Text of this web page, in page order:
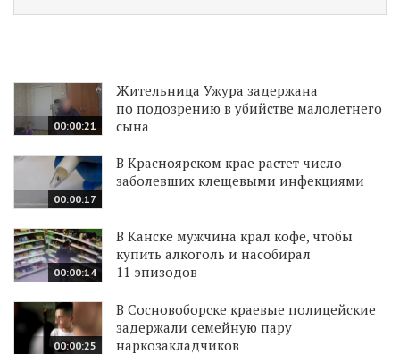
00:00:21
Жительница Ужура задержана
по подозрению в убийстве малолетнего
сына
00:00:17
В Красноярском крае растет число
заболевших клещевыми инфекциями
00:00:14
В Канске мужчина крал кофе, чтобы
купить алкоголь и насобирал
11 эпизодов
00:00:25
В Сосновоборске краевые полицейские
задержали семейную пару
наркозакладчиков